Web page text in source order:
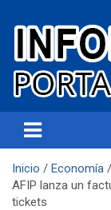
Infonoa
Inicio
Economía
AFIP lanza un
tickets